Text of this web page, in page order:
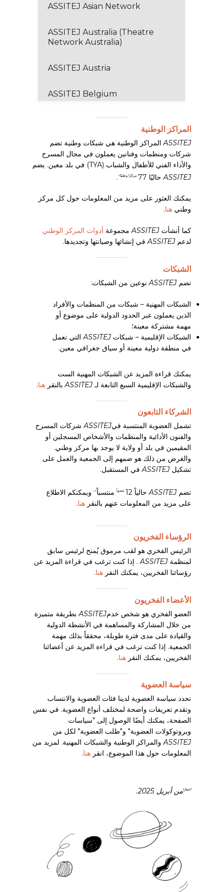
ASSITEJ Asian Network
ASSITEJ Australia (Theatre
Network Australia)
ASSITEJ Austria
ASSITEJ Belgium
ASSITEJ Brazil (CBTIJ)
ASSITEJ Burkina
ASSITEJ Burundi
ASSITEJ Cameroon
ASSITEJ Côte d’Ivoire
ASSITEJ Cuba
ASSITEJ Cyprus
ASSITEJ Estonia
ASSITEJ Finland (Suomen
ASSITEJ France (Scènes
d’enfance)
ASSITEJ Germany
(Darstellende Künste & junges
Publikum)
ASSITEJ Ghana
ASSITEJ Haiti
ASSITEJ Hungary
Network (Red Iberoamericana
De Artes Escénicas Para La
Infancia Y La Juventud)
ASSITEJ Iceland
ASSITEJ India
ASSITEJ Ireland (TYAI)
ASSITEJ Israel
المراكز الوطنية
ASSITEJ المراكز الوطنية هي شبكات وطنية تضم
شركات ومنظمات وفنانين يعملون في مجال المسرح
والأداء الفني للأطفال والشباب (TYA) في بلد معين. يضم
ASSITEJ حاليًا 77 مركزًا وطنيًا^.
يمكنك العثور على مزيد من المعلومات حول كل مركز
وطنيهنا.
كما أنشأتASSITEJ مجموعة أدوات المركز الوطني
لدعمASSITEJفي إنشائها وصيانتها وتجديدها.
الشبكات
تضمASSITEJ نوعين من الشبكات:
الشبكات المهنية – شبكات من المنظمات والأفراد
الذين يعملون عبر الحدود الدولية على موضوع أو
مهمة مشتركة معينة؛
الشبكات الإقليمية – شبكاتASSITEJالتي تعمل
في منطقة دولية معينة أو سياق جغرافي معين.
يمكنك قراءة المزيد عن الشبكات المهنية الست
والشبكات الإقليمية السبع التابعة لـASSITEJ بالنقرهنا.
الشركاء التابعون
تشمل العضوية المنتسبة فيASSITEJ شركات المسرح
والفنون الأدائية والمنظمات والأشخاص المسجلين أو
المقيمين في بلد أو ولاية لا يوجد بها مركز وطني.
والغرض من ذلك هو ضمهم إلى الجمعية والعمل على
تشكيلASSITEJفي المستقبل.
تضمASSITEJ حالياً 12 عضواً منتسباً^، ويمكنكم الاطلاع
على مزيد من المعلومات عنهم بالنقرهنا.
الرؤساء الفخريون
الرئيس الفخري هو لقب مرموق يُمنح لرئيس سابق
لمنظمةASSITEJ . إذا كنت ترغب في قراءة المزيد عن
رؤسائنا الفخريين، يمكنك النقرهنا.
الأعضاء الفخريون
العضو الفخري هو شخص خدمASSITEJ بطريقة متميزة
من خلال المشاركة والمساهمة في الأنشطة الدولية
والقيادة على مدى فترة طويلة، محققاً بذلك مهمة
الجمعية. إذا كنت ترغب في قراءة المزيد عن أعضائنا
الفخريين، يمكنك النقرهنا.
سياسة العضوية
تحدد سياسة العضوية لدينا فئات العضوية والانتساب
وتقدم تعريفات واضحة لمختلف أنواع العضوية. في نفس
الصفحة، يمكنك أيضًا الوصول إلى "سياسات
وبروتوكولات العضوية" و"طلب العضوية" لكل من
ASSITEJوالمراكز الوطنية والشبكات المهنية. لمزيد من
المعلومات حول هذا الموضوع، انقرهنا.
اعتبارًامن أبريل 2025.